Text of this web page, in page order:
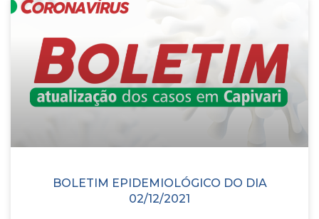
BOLETIM EPIDEMIOLÓGICO DO DIA
02/12/2021